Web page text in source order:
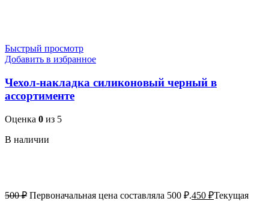
Быстрый просмотр
Добавить в избранное
Чехол-накладка силиконовый черный в
ассортименте
Оценка 0 из 5
В наличии
500₽ Первоначальная цена составляла 500 ₽.450 ₽Текущая